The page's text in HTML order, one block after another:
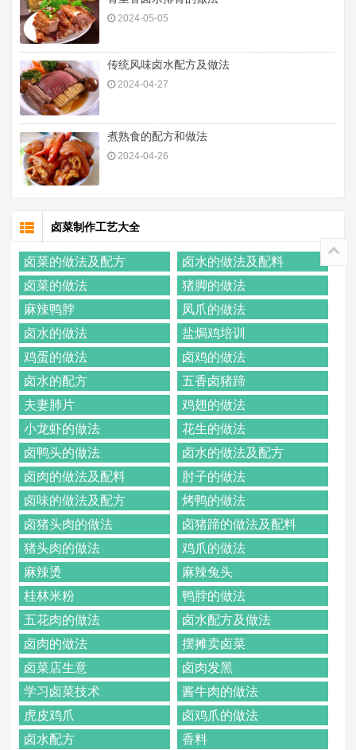
2024-05-05
传统风味卤水配方及做法
2024-04-27
煮熟食的配方和做法
2024-04-26
卤菜制作工艺大全
卤菜的做法及配方
卤水的做法及配料
卤菜的做法
猪脚的做法
麻辣鸭脖
凤爪的做法
卤水的做法
盐焗鸡培训
鸡蛋的做法
卤鸡的做法
卤水的配方
五香卤猪蹄
夫妻肺片
鸡翅的做法
小龙虾的做法
花生的做法
卤鸭头的做法
卤水的做法及配方
卤肉的做法及配料
肘子的做法
卤味的做法及配方
烤鸭的做法
卤猪头肉的做法
卤猪蹄的做法及配料
猪头肉的做法
鸡爪的做法
麻辣烫
麻辣兔头
桂林米粉
鸭脖的做法
五花肉的做法
卤水配方及做法
卤肉的做法
摆摊卖卤菜
卤菜店生意
卤肉发黑
学习卤菜技术
酱牛肉的做法
虎皮鸡爪
卤鸡爪的做法
卤水配方
香料